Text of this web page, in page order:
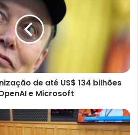
de até US$ 134 bilhões
e Microsoft